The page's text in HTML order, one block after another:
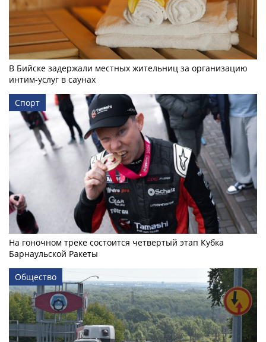
В Бийске задержали местных жительниц за организацию
интим-услуг в саунах
Спорт
На гоночном треке состоится четвертый этап Кубка
Барнаульской Ракеты
Общество